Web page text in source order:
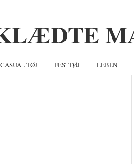
CASUAL TØJ FESTTØJ LEBEN